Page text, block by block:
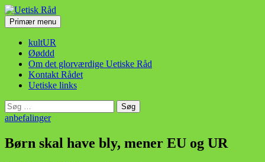
Hop
til
indhold
Uetisk Råd
SøgPrimær menu
kultUR
Øøddd
Om det glorværdige Uetiske Råd
Kontakt Rådet
Uetiske links
Søg
efter:
anbefalinger
Børn skal have bly, mener EU og UR